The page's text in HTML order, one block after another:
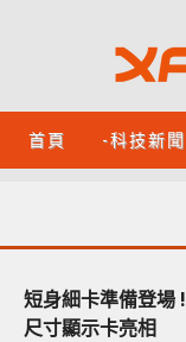
首頁 -科技新
短身細卡準備登
尺寸顯示卡亮相